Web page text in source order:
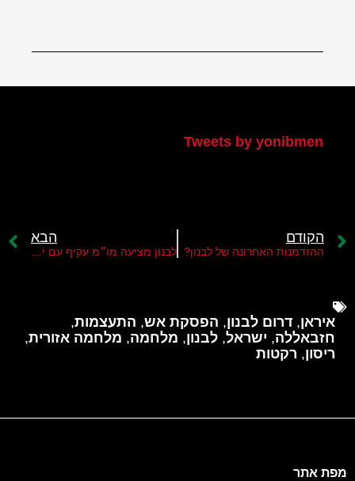
Tweets by yonibmen
הקודם
ההזדמנות האחרונה של לבנון?
הבא
איראן, דרום לבנון, הפסקת אש, התעצמות,
חזבאללה, ישראל, לבנון, מלחמה, מלחמה אזורית,
ריסון, רקטות
מפת אתר